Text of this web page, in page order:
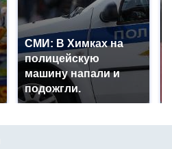
СМИ: В Химках на
полицейскую
машину напали и
подожгли.